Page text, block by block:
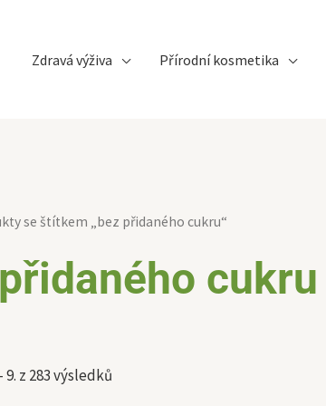
Zdravá výživa Přírodní kosmetika
se štítkem „bez přidaného cukru“
cukru
9. z 283 výsledků
Sorted
by